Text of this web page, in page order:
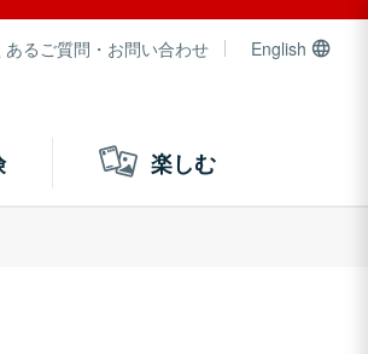
あるご質問・お問い合わせ English
楽しむ